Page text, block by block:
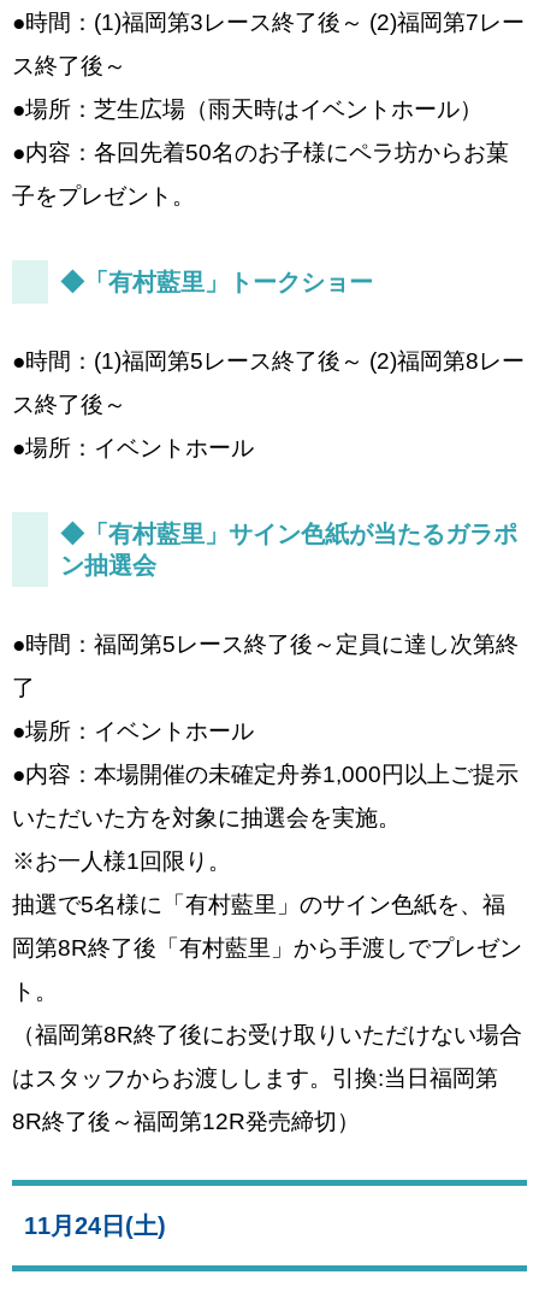
●時間：(1)福岡第3レース終了後～ (2)福岡第7レー
ス終了後～
●場所：芝生広場（雨天時はイベントホール）
●内容：各回先着50名のお子様にペラ坊からお菓
子をプレゼント。
◆「有村藍里」トークショー
●時間：(1)福岡第5レース終了後～ (2)福岡第8レー
ス終了後～
●場所：イベントホール
◆「有村藍里」サイン色紙が当たるガラポ
ン抽選会
●時間：福岡第5レース終了後～定員に達し次第終
了
●場所：イベントホール
●内容：本場開催の未確定舟券1,000円以上ご提示
いただいた方を対象に抽選会を実施。
※お一人様1回限り。
抽選で5名様に「有村藍里」のサイン色紙を、福
岡第8R終了後「有村藍里」から手渡しでプレゼン
ト。
（福岡第8R終了後にお受け取りいただけない場合
はスタッフからお渡しします。引換:当日福岡第
8R終了後～福岡第12R発売締切）
11月24日(土)